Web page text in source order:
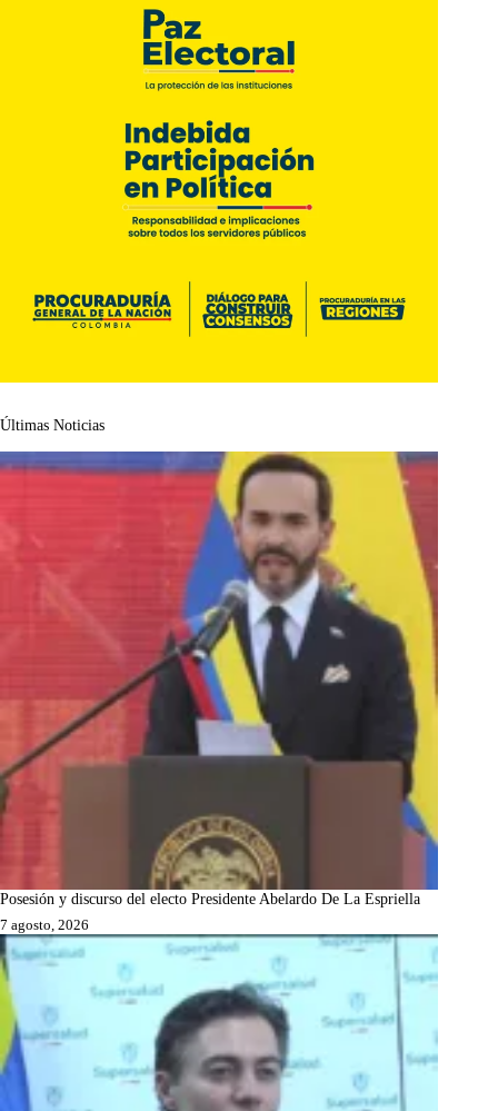
Últimas Noticias
Posesión y discurso del electo Presidente Abelardo De La Espriella
7 agosto, 2026